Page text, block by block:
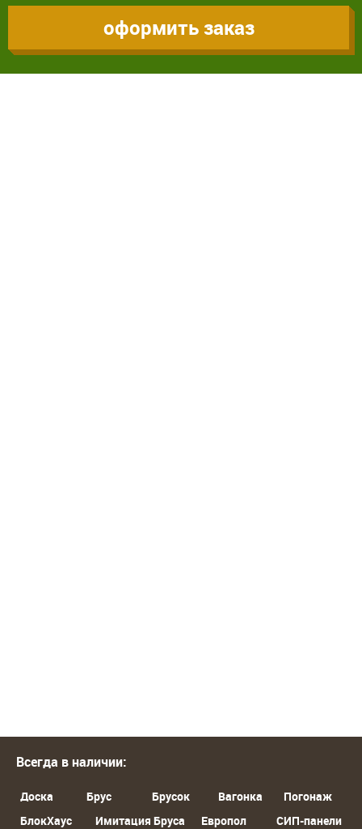
оформить заказ
Всегда в наличии:
Доска Брус Брусок Вагонка
Погонаж
БлокХаус
Имитация Бруса Европол СИП-панели